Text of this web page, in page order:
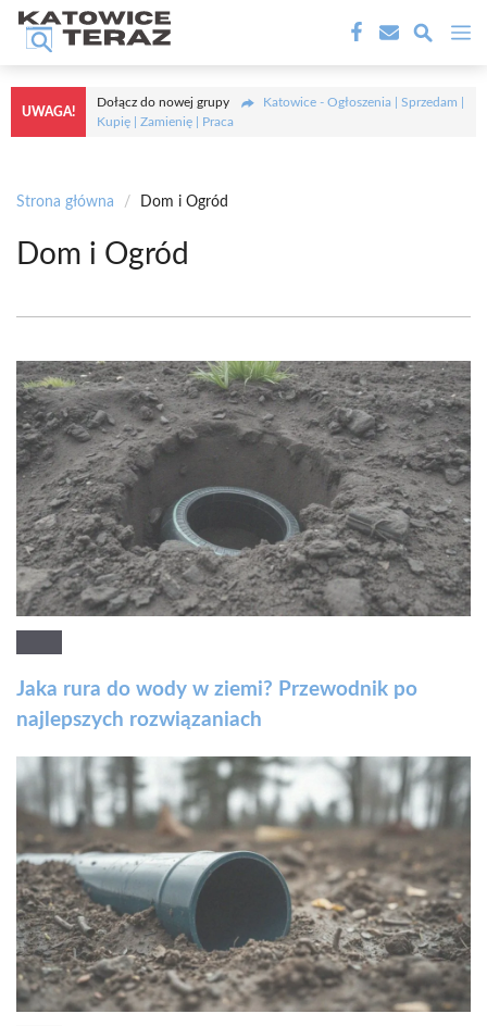
Przejdź
treści
UWAGA!
Dołącz do nowej grupy
Katowice - Ogłoszenia | Sprzedam |
Kupię | Zamienię | Praca
Strona główna / Dom i Ogród
Dom i Ogród
Jaka rura do wody w ziemi? Przewodnik po
najlepszych rozwiązaniach